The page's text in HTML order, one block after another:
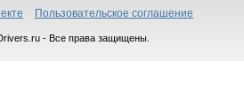
Пользовательское соглашение
- Все права защищены.